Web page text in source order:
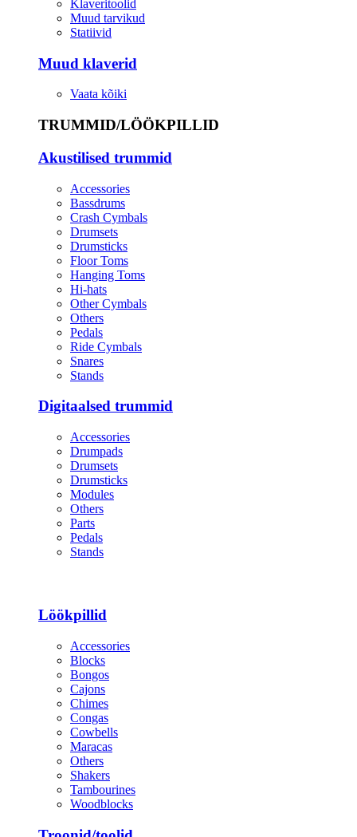
Klaveritoolid
Muud tarvikud
Statiivid
Muud klaverid
Vaata kõiki
TRUMMID/LÖÖKPILLID
Akustilised trummid
Accessories
Bassdrums
Crash Cymbals
Drumsets
Drumsticks
Floor Toms
Hanging Toms
Hi-hats
Other Cymbals
Others
Pedals
Ride Cymbals
Snares
Stands
Digitaalsed trummid
Accessories
Drumpads
Drumsets
Drumsticks
Modules
Others
Parts
Pedals
Stands
Löökpillid
Accessories
Blocks
Bongos
Cajons
Chimes
Congas
Cowbells
Maracas
Others
Shakers
Tambourines
Woodblocks